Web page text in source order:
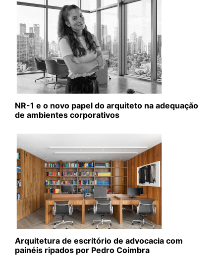
NR-1 e o novo papel do arquiteto na adequação
de ambientes corporativos
Arquitetura de escritório de advocacia com
painéis ripados por Pedro Coimbra